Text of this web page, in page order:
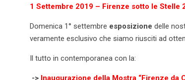
1 Settembre 2019 – Firenze sotto le Stelle
Domenica 1° settembre esposizione delle
veramente esclusivo che siamo riusciti ad
Il tutto in contemporanea con la:
-> Inaugurazione della Mostra “Firenze da